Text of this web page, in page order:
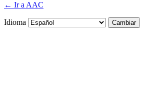
← Ir a AAC
Idioma